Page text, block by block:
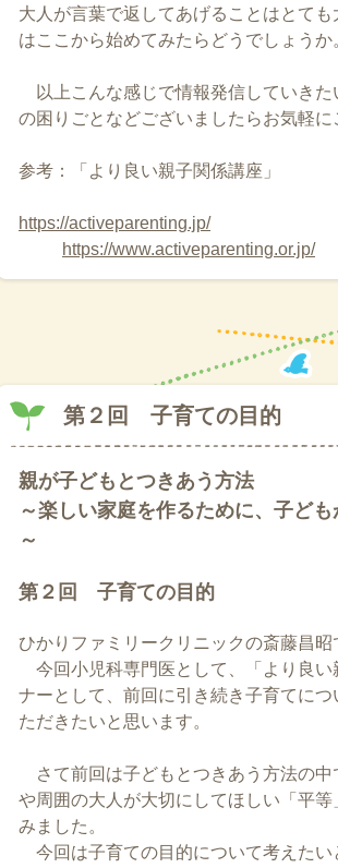
大人が言葉で返してあげることはとて
はここから始めてみたらどうでしょうか
以上こんな感じで情報発信していきた
の困りごとなどございましたらお気軽に
参考：「より良い親子関係講座」
https://activeparenting.jp/
https://www.activeparenting.or.jp/
第２回 子育ての目的
親が子どもとつきあう方法
～楽しい家庭を作るために、子ど
～
第２回 子育ての目的
ひかりファミリークリニックの斎藤昌昭
今回小児科専門医として、「より良い
ナーとして、前回に引き続き子育てに
ただきたいと思います。
さて前回は子どもとつきあう方法の中
や周囲の大人が大切にしてほしい「平
みました。
今回は子育ての目的について考えたい